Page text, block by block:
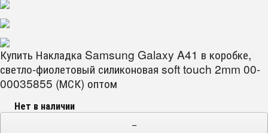
Купить Накладка Samsung Galaxy A41 в коробке,
светло-фиолетовый силиконовая soft touch 2mm 00-
00035855 (МСК) оптом
Нет в наличии
−